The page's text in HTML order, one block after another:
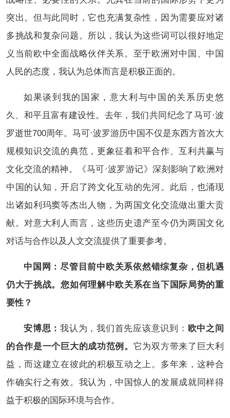
突出。但与此同时，它也充满复杂性，因为需要应对诸
多挑战和复杂问题。所以，我认为这些词可以很好地定
义当前欧中全面战略伙伴关系。至于欧洲对中国、中国
人民的态度，我认为总体而言是积极正面的。
如果谈到我的国家，意大利与中国的关系历史悠
久、和平且富有建设性。去年，我们共同纪念了马可·波
罗逝世700周年。马可·波罗游历中国不仅是东西方首次大
规模知识交流的典范，更象征着和平合作、互利共赢与
文化交流的精神。《马可·波罗游记》深刻影响了欧洲对
中国的认知，开启了跨文化互动的先河。此后，也涌现
出诸如利玛窦等杰出人物，为两国文化交流做出重大贡
献。对意大利人而言，这些历史遗产至今仍为两国文化
对话与合作以及人文交流提供了重要参考。
中国网：尽管目前中欧关系依然错综复杂，但机遇
仍大于挑战。您如何理解中欧关系在当下国际局势的重
要性？
安博思：我认为，我们首先应该意识到： 欧中之间
的合作是一个巨大的成功范例。 它为双方带来了巨大利
益，而这建立在彼此的积极互动之上。多年来，这种合
作确实行之有效。我认为，中国惊人的发展成就同样得
益于积极的国际环境与合作。